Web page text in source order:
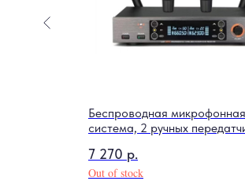
Беспроводная микрофонная
система, 2 ручных
7 270 р.
Out of stock